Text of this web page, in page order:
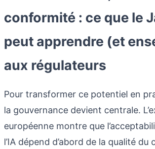
conformité : ce que le
peut apprendre (et
aux régulateurs
Pour transformer ce potentiel en
la gouvernance devient centrale.
européenne montre que
l’IA dépend d’abord de la qualité du